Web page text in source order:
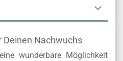
Deinen Nachwuchs
wunderbare Möglichkeit